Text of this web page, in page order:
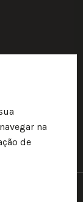
Effects and
na
de